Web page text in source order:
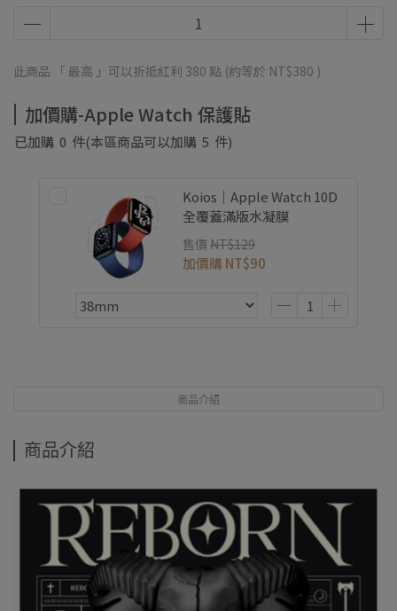
此商品 「 最高 」可以折抵紅利 380 點 (約等於 NT$380 )
加價購-Apple Watch 保護貼
已加購 0 件(本區商品可以加購 5 件)
Koios｜Apple Watch 10D
全覆蓋滿版水凝膜
售價 NT$129
加價購 NT$90
商品介紹
商品介紹